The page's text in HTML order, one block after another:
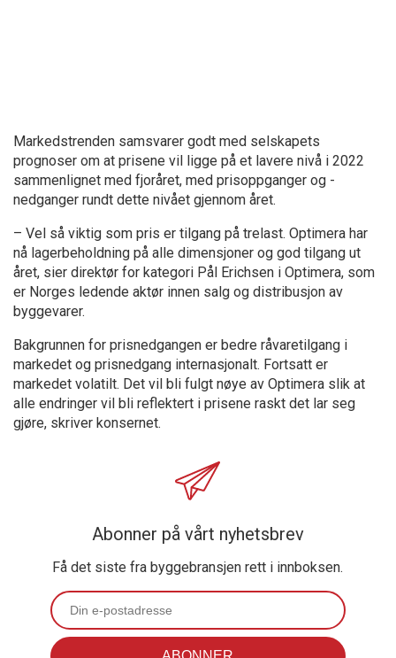
Markedstrenden samsvarer godt med selskapets
prognoser om at prisene vil ligge på et lavere nivå i 2022
sammenlignet med fjoråret, med prisoppganger og -
nedganger rundt dette nivået gjennom året.
– Vel så viktig som pris er tilgang på trelast. Optimera har
nå lagerbeholdning på alle dimensjoner og god tilgang ut
året, sier direktør for kategori Pål Erichsen i Optimera, som
er Norges ledende aktør innen salg og distribusjon av
byggevarer.
Bakgrunnen for prisnedgangen er bedre råvaretilgang i
markedet og prisnedgang internasjonalt. Fortsatt er
markedet volatilt. Det vil bli fulgt nøye av Optimera slik at
alle endringer vil bli reflektert i prisene raskt det lar seg
gjøre, skriver konsernet.
Abonner på vårt nyhetsbrev
Få det siste fra byggebransjen rett i innboksen.